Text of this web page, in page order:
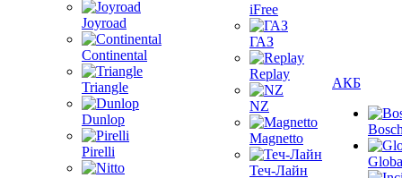
Joyroad
Continental
Triangle
Dunlop
Pirelli
iFree
ГАЗ
Replay
NZ
Magnetto
Теч-Лайн
АКБ